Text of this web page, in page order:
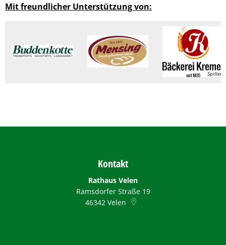
Mit freundlicher Unterstützung von:
Spiller
Kontakt
Rathaus Velen
Ramsdorfer Straße 19
46342 Velen